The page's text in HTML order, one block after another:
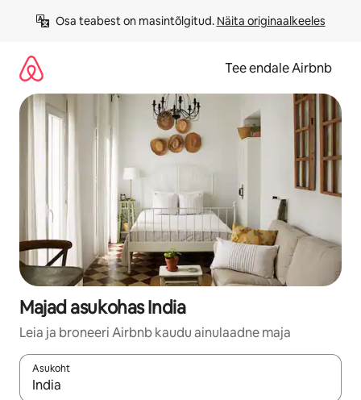
Osa teabest on masintõlgitud. Näita originaalkeeles
Tee endale Airbnb
Majad asukohas India
Leia ja broneeri Airbnb kaudu ainulaadne maja
Asukoht
Kui tulemused on kuvatud, liigu ekraanil nooleklahvidega või